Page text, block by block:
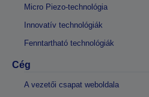
Micro Piezo-technológia
Innovatív technológiák
Fenntartható technológiák
Cég
A vezetői csapat weboldala